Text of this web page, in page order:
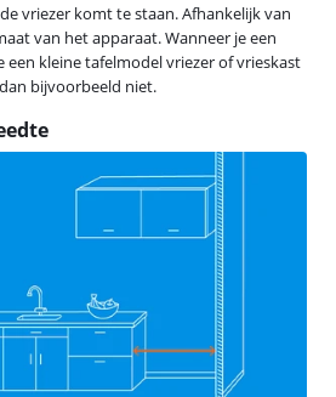
vriezer komt te staan. Afhankelijk van
van het apparaat. Wanneer je een
een kleine tafelmodel vriezer of vrieskast
bijvoorbeeld niet.